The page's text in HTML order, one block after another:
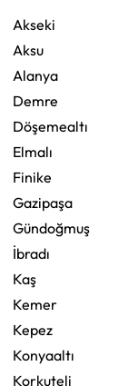
Akseki
Aksu
Alanya
Demre
Döşemealtı
Elmalı
Finike
Gazipaşa
Gündoğmuş
İbradı
Kaş
Kemer
Kepez
Konyaaltı
Korkuteli